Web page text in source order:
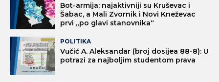
Bot-armija: najaktivniji su Kruševac i
Šabac, a Mali Zvornik i Novi Kneževac
prvi „po glavi stanovnika“
POLITIKA
Vučić A. Aleksandar (broj dosijea 88-8): U
potrazi za najboljim studentom prava